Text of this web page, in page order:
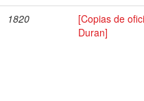
1820
[Copias de
Duran]